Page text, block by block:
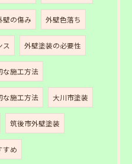
壁の傷み 外壁色落ち
ス 外壁塗装の必要性
な施工方法
な施工方法 大川市塗装
筑後市外壁塗装
すめ